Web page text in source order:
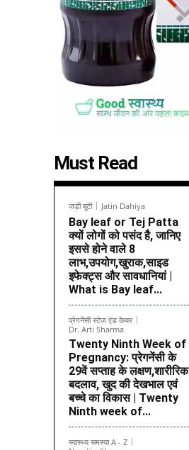
Must Read
जड़ी बूटी Jatin Dahiya
Bay leaf or Tej Patta
क्यों लोगों को पसंद है, जानिए
इससे होने वाले 8
लाभ,उपयोग,खुराक,साइड
इफेक्ट्स और सावधानियां |
What is Bay leaf...
प्रेगनेंसी स्टेज एंड केयर
Dr. Arti Sharma
Twenty Ninth Week of
Pregnancy: प्रेगनेंसी के
29वें सप्ताह के लक्षण,शारीरिक
बदलाव, खुद की देखभाल एवं
बच्चे का विकास | Twenty
Ninth week of...
स्वास्थ्य समस्या A - Z